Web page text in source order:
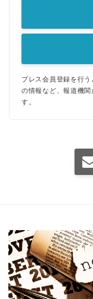
プレス会員登録を行
の情報など、報道機
す。